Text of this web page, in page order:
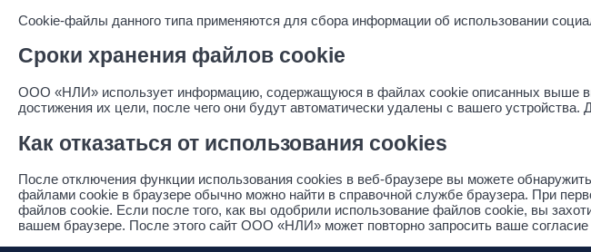
Cookie-файлы данного типа применяются для сбора информации об использовании
Сроки хранения файлов cookie
ООО «НЛИ» использует информацию, содержащуюся в файлах cookie описанных выше
достижения их цели, после чего они будут автоматически удалены с вашего
Как отказаться от использования cookies
После отключения функции использования cookies в веб-браузере вы можете
файлами cookie в браузере обычно можно найти в справочной службе браузера. При
файлов cookie. Если после того, как вы одобрили использование файлов cookie, вы
вашем браузере. После этого сайт ООО «НЛИ» может повторно запросить ваше